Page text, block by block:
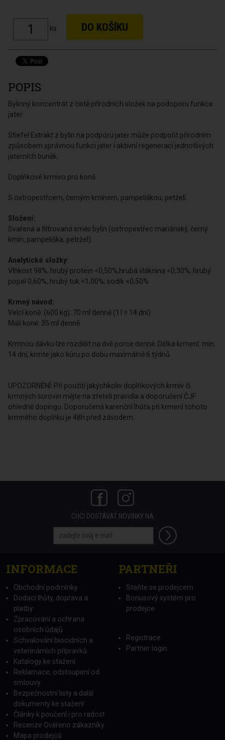
ks
POPIS
Bylinný koncentrát z čistě přírodních složek na podoporu funkce
jater.
Stiefel Extrakt z bylin na podporu jater může podpořit přírodním
způsobem správnou funkci jater i aktivní regeneraci jednotlivých
jaterních buněk.
Doplňkové krmivo pro koně.
S ostropestřcem, černým kmínem, pampeliškou, petželí.
Složení:
Svařená a filtrovaná směs bylin (ostropestřec mariánský, černý
kmín, pampeliška, petržel).
Analytické složky:
Vlhkost 98%, hrubý protein <0,50%,hrubá vláknina <0,30%, hrubý
popel 0,60%, hrubý tuk <1,00%, sodík <0,50%
Krmný návod:
Velcí koně: (600 kg): 70 ml denně (1 l = 14 dní)
Malí koně: 35 ml denně
Krmnou dávku lze rozdělit na dvě porce denně. Délka krmení: min.
14 dní, krmte jako kúru po dobu maximálně 6 týdnů.
UPOZORNĚNÍ: Při použití jakýchkoliv doplňkových krmiv či
krmných surovin mějte na zřeteli pravidla a doporučení ČJF
ohledně dopingu. Doporučená karenční lhůta při krmení tohoto
krmného doplňku je 48h před závodem.
CHCI DOSTÁVAT NOVINKY NA
INFORMACE
Obchodní podmínky
Dodací lhůty, doprava a
platby
Zpracování a ochrana
osobních údajů
Schvalování biocidních a
veterinárních přípravků
Katalogy ke stažení
Reklamace, odstoupení od
smlouvy
Bezpečnostní listy a další
dokumenty ke stažení
Články k poučení i pro radost
Recenze Ověřeno zákazníky
Mapa prodejců
PARTNEŘI
Staňte se prodejcem
Bonusový systém pro
prodejce
Registrace
Partner login